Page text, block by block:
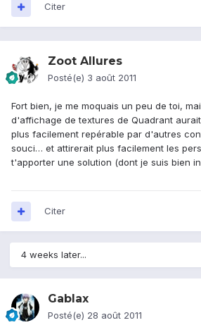
Citer
Zoot Allures
Posté(e) 3 août 2011
Fort bien, je me moquais un peu de toi,
d'affichage de textures de Quadrant
plus facilement repérable par d'autres
souci… et attirerait plus facilement les
t'apporter une solution (dont je suis bien
Citer
4 weeks later...
Gablax
Posté(e) 28 août 2011